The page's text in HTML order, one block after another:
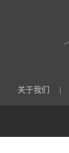
关于我们 |